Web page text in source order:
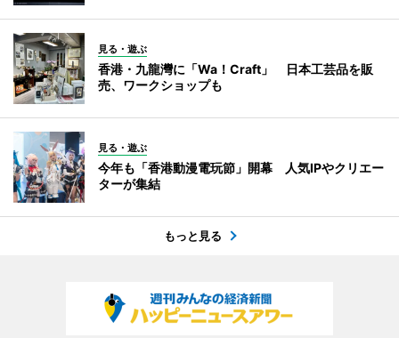
見る・遊ぶ
香港・九龍灣に「Wa！Craft」 日本工芸品を販
売、ワークショップも
見る・遊ぶ
今年も「香港動漫電玩節」開幕 人気IPやクリエー
ターが集結
もっと見る